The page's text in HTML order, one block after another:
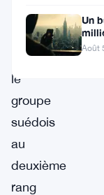
qui
propulser
le
groupe
suédois
au
deuxième
rang
Un
Août